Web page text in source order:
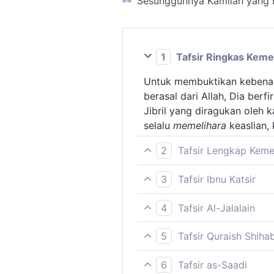
1
Tafsir Ringkas
Untuk membuktikan
berasal dari Allah, Dia
Jibril yang diragukan oleh
selalu memelihara keaslian,
2
Tafsir Lengkap
Ayat ini merupakan
Qur'an itu diturunkan Allah
ini hai orang-orang kafir
yang telah Kami utus untuk
tidak akan mempengaruhi
menurunkannya. Kamu
yang memelihara Al-Qur'an
3
Tafsir Ibnu Katsir
Tafsir ayat ini tidak
4
Tafsir Al-Jalalain
(Sesungguhnya Kamilah)
atau sebagai fashl (yang
dari penggantian,
5
Tafsir Quraish
Dan sesungguhnya, agar
6 Tafsir as-Saadi